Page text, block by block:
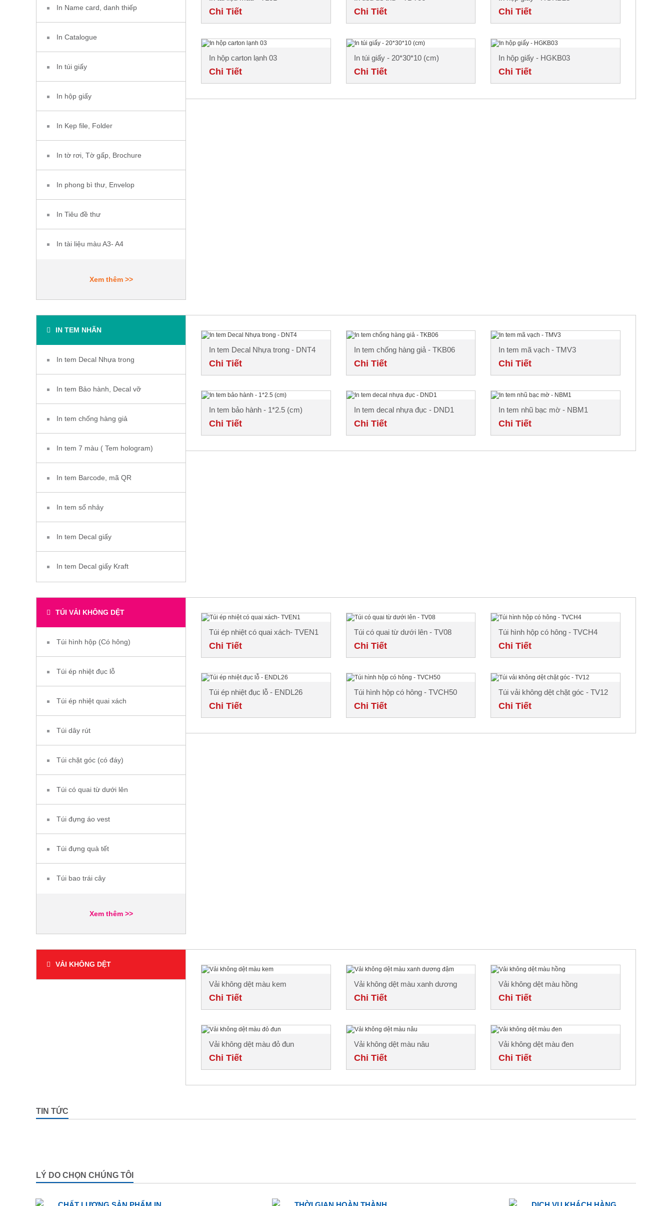
In Name card, danh thiếp
In Catalogue
In túi giấy
In hộp giấy
In Kẹp file, Folder
In tờ rơi, Tờ gấp, Brochure
In phong bì thư, Envelop
In Tiêu đề thư
In tài liệu màu A3- A4
Xem thêm >>
Chi Tiết Chi Tiết Chi Tiết
In hộp carton lạnh 03
Chi Tiết
In túi giấy - 20*30*10 (cm)
Chi Tiết
In hộp giấy - HGKB03
Chi Tiết
IN TEM NHÃN
In tem Decal Nhựa trong
In tem Bảo hành, Decal vỡ
In tem chống hàng giả
In tem 7 màu ( Tem hologram)
In tem Barcode, mã QR
In tem số nhảy
In tem Decal giấy
In tem Decal giấy Kraft
In tem Decal Nhựa trong - DNT4
Chi Tiết
In tem chống hàng giả - TKB06
Chi Tiết
In tem mã vạch - TMV3
Chi Tiết
In tem bảo hành - 1*2.5 (cm)
Chi Tiết
In tem decal nhựa đục - DND1
Chi Tiết
In tem nhũ bạc mờ - NBM1
Chi Tiết
TÚI VẢI KHÔNG DỆT
Túi hình hộp (Có hông)
Túi ép nhiệt đục lỗ
Túi ép nhiệt quai xách
Túi dây rút
Túi chặt góc (có đáy)
Túi có quai từ dưới lên
Túi đựng áo vest
Túi đựng quà tết
Túi bao trái cây
Xem thêm >>
Túi ép nhiệt có quai xách- TVEN1
Chi Tiết
Túi có quai từ dưới lên - TV08
Chi Tiết
Túi hình hộp có hông - TVCH4
Chi Tiết
Túi ép nhiệt đục lỗ - ENDL26
Chi Tiết
Túi hình hộp có hông - TVCH50
Chi Tiết
Túi vải không dệt chặt góc - TV12
Chi Tiết
VẢI KHÔNG DỆT
Vải không dệt màu kem
Chi Tiết
Vải không dệt màu xanh dương
đậm
Chi Tiết
Vải không dệt màu hồng
Chi Tiết
Vải không dệt màu đỏ đun
Chi Tiết
Vải không dệt màu nâu
Chi Tiết
Vải không dệt màu đen
Chi Tiết
TIN TỨC
LÝ DO CHỌN CHÚNG TÔI